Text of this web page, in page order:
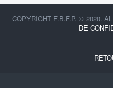
COPYRIGHT F.B.F.P. © 2020.
DE